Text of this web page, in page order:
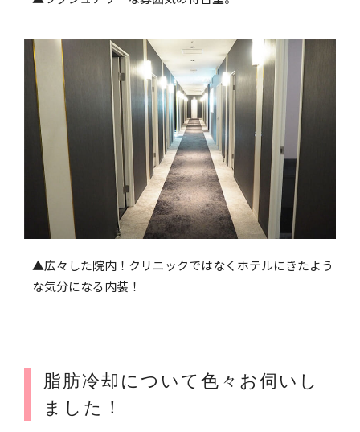
▲広々した院内！クリニックではなくホテルにきたよう
な気分になる内装！
脂肪冷却について色々お伺いし
ました！